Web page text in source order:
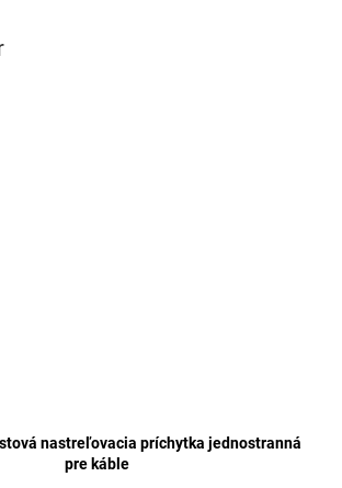
nastreľovacia príchytka jednostranná
pre káble